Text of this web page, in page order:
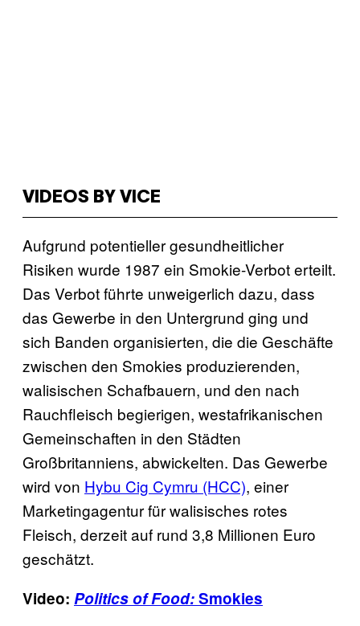
VIDEOS BY VICE
Aufgrund potentieller gesundheitlicher
Risiken wurde 1987 ein Smokie-Verbot erteilt.
Das Verbot führte unweigerlich dazu, dass
das Gewerbe in den Untergrund ging und
sich Banden organisierten, die die Geschäfte
zwischen den Smokies produzierenden,
walisischen Schafbauern, und den nach
Rauchfleisch begierigen, westafrikanischen
Gemeinschaften in den Städten
Großbritanniens, abwickelten. Das Gewerbe
wird von Hybu Cig Cymru (HCC), einer
Marketingagentur für walisisches rotes
Fleisch, derzeit auf rund 3,8 Millionen Euro
geschätzt.
Video: Politics of Food:Smokies